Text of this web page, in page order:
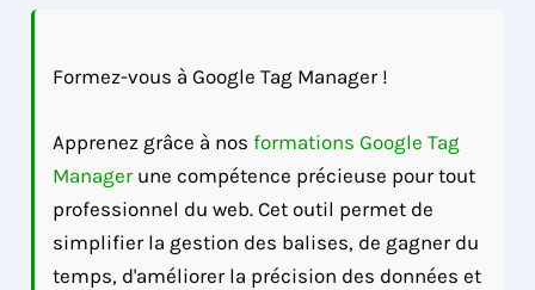
Formez-vous à Google Tag Manager !
Apprenez grâce à nosformations Google Tag
Managerune compétence précieuse pour tout
professionnel du web. Cet outil permet de
simplifier la gestion des balises, de gagner du
temps, d'améliorer la précision des données et